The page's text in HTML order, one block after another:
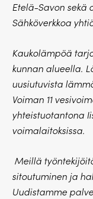
Etelä-Savon sekä
Sähköverkkoa
Kaukolämpöä
kunnan alueella.
uusiutuvista
Voiman 11
yhteistuotantona
voimalaitoksissa.
Meillä
sitoutuminen ja
Uudistamme